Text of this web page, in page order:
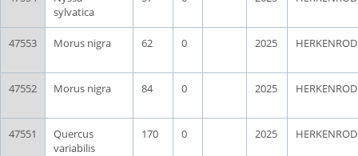
sylvatica
47553 Morus nigra 62 0 2025
47552 Morus nigra 84 0 2025
47551
Quercus
variabilis
170 0 2025